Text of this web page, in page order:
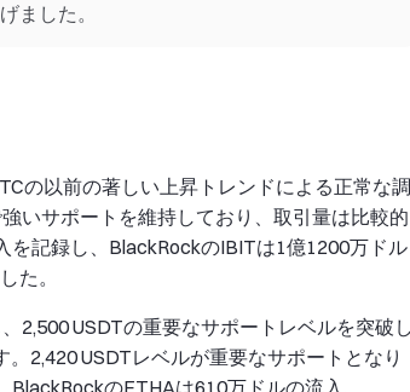
ました。
の以前の著しい上昇トレンドによる正常な調
いサポートを維持しており、取引量は比較的
記録し、BlackRockのIBITは1億1200万ドル
た。
2,500 USDTの重要なサポートレベルを突破
2,420 USDTレベルが重要なサポートとなり
のETHAは610万ドルの流入、